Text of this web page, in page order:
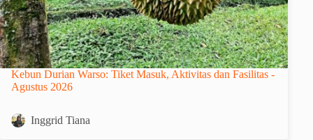
Kebun Durian Warso: Tiket Masuk, Aktivitas dan Fasilitas -
Agustus 2026
Inggrid Tiana